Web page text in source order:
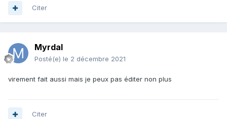
Citer
Myrdal
Posté(e) le 2 décembre 2021
virement fait aussi mais je peux pas éditer non plus
Citer